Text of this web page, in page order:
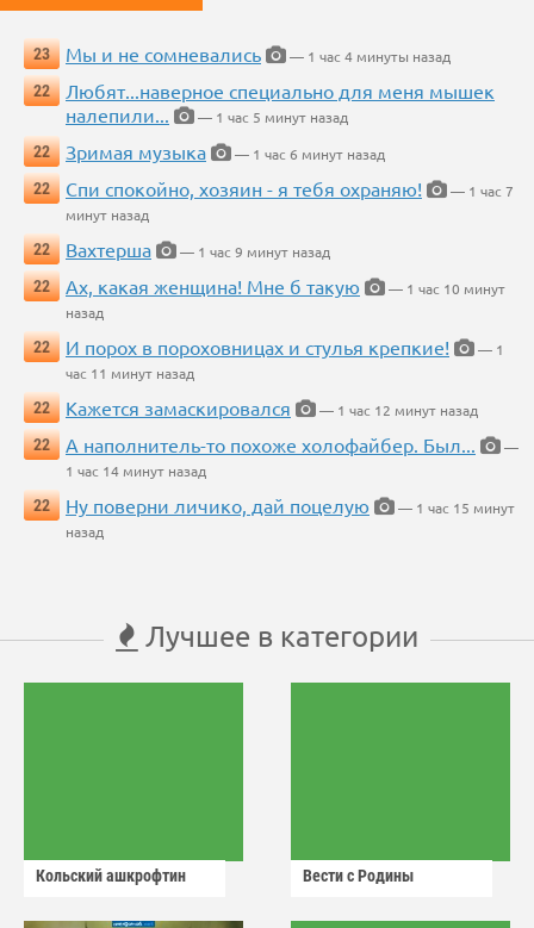
23 Мы и не сомневались
— 1 час 4 минуты назад
22
Любят...наверное специально для меня мышек
налепили...
— 1 час 5 минут назад
22
Зримая музыка
— 1 час 6 минут назад
22
Спи спокойно, хозяин - я тебя охраняю!
— 1 час 7
минут назад
22
Вахтерша
— 1 час 9 минут назад
22
Ах, какая женщина! Мне б такую
— 1 час 10 минут
назад
22
И порох в пороховницах и стулья крепкие!
— 1
час 11 минут назад
22
Кажется замаскировался
— 1 час 12 минут назад
22
А наполнитель-то похоже холофайбер. Был...
—
1 час 14 минут назад
22
Ну поверни личико, дай поцелую
— 1 час 15 минут
назад
Лучшее в категории
Кольский ашкрофтин Вести с Родины